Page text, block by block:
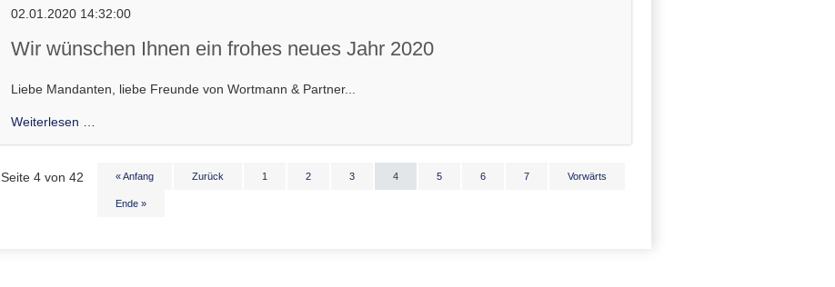
Belegausgabepflicht
02.01.2020 14:32:00
Wir wünschen Ihnen ein frohes neues Jahr 2020
Liebe Mandanten, liebe Freunde von Wortmann & Partner...
Weiterlesen …
frohes
Seite 4 von 42 « Anfang Zurück 1 2 3 4 5 6 7 Vorwärts
Ende »